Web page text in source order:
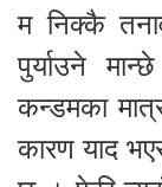
म निक्कै
पुर्याउने
कन्डमका
कारण याद